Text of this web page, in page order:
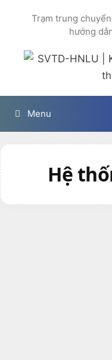
Trạm trung
hướng
Menu
Hệ